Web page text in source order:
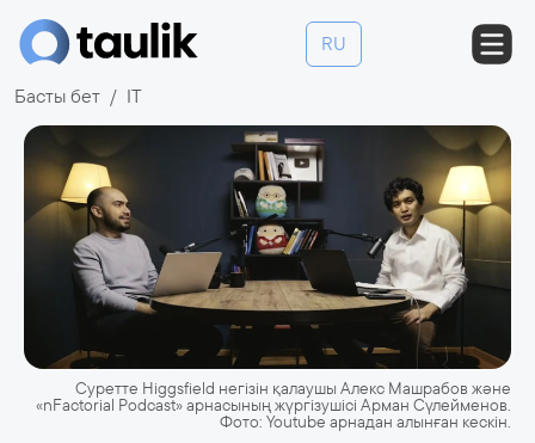
RU
Басты бет IT
Суретте Higgsfield негізін қалаушы Алекс Машрабов және
«nFactorial Podcast» арнасының жүргізушісі Арман Сүлейменов.
Фото: Youtube арнадан алынған кескін.